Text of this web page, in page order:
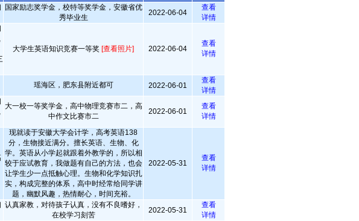
国家励志奖学金，校特等奖学金，安徽省优
秀毕业生
2022-06-04
查看
详情
大学生英语知识竞赛一等奖 [查看照片] 2022-06-04
查看
详情
瑶海区，肥东县附近都可 2022-06-01
查看
详情
大一校一等奖学金，高中物理竞赛市二，高
中作文比赛市二
2022-06-01
查看
详情
现就读于安徽大学会计学，高考英语138
分，生物接近满分。擅长英语、生物、化
学。英语从小学起就跟着外教学的，所以相
较于应试教育，我做题有自己的方法，也会
让学生少一点抵触心理。生物和化学知识扎
实，构成完整的体系，高中时经常给同学讲
题，幽默风趣，热情耐心，时间充裕。
2022-05-31
查看
详情
认真家教，对待孩子认真，没有不良嗜好，
在校学习刻苦
2022-05-31
查看
详情